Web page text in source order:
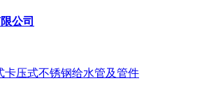
公司